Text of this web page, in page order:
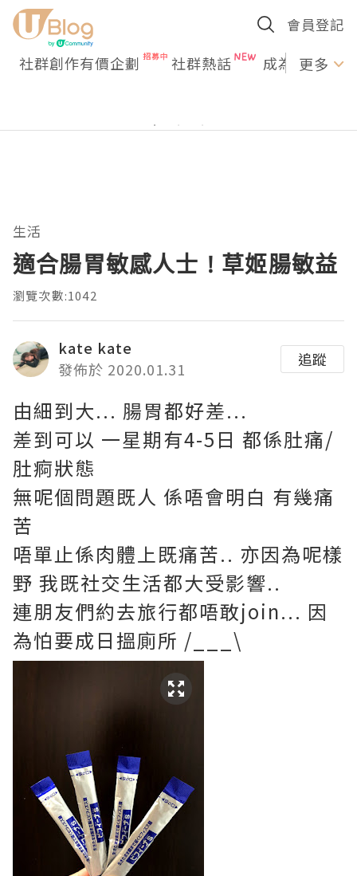
會員登記
社群創作有價企劃 社群熱話 成為U更多
生活
適合腸胃敏感人士 ! 草姬腸敏益
瀏覽次數:1042
kate kate
發佈於 2020.01.31
追蹤
由細到大... 腸胃都好差...
差到可以 一星期有4-5日 都係肚痛/
肚痾狀態
無呢個問題既人 係唔會明白 有幾痛
苦
唔單止係肉體上既痛苦.. 亦因為呢樣
野 我既社交生活都大受影響..
連朋友們約去旅行都唔敢join... 因
為怕要成日搵廁所 /___\